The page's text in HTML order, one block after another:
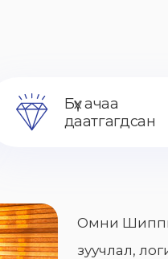
Бүх ачаа
даатгагдсан
Омни
зуучлал,